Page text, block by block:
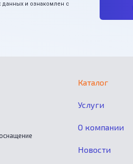
данных и ознакомлен с
Каталог
Услуги
О компании
Новости